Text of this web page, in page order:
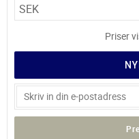
Priser